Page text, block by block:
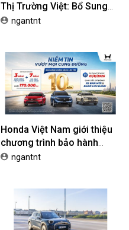
Thị Trường Việt: Bổ Sung
Phiên Bản Street, Giá Từ
ngantnt
Honda Việt Nam giới thiệu
chương trình bảo hành
chính hãng lên tới 10 năm
ngantnt